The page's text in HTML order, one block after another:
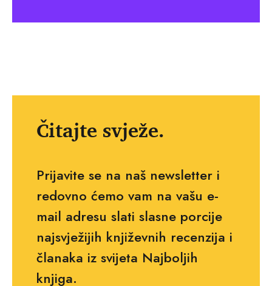
Čitajte svježe.
Prijavite se na naš newsletter i
redovno ćemo vam na vašu e-
mail adresu slati slasne porcije
najsvježijih književnih recenzija i
članaka iz svijeta Najboljih
knjiga.